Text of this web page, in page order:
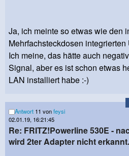
Ja, ich meinte so etwas wie den
Mehrfachsteckdosen
Ich meine, das hätte auch
Signal, aber es ist schon etwas
LAN installiert habe :-)
Antwort 11 vonfeysi
02.01.19, 16:21:45
Re: FRITZ!Powerline 530E -
wird 2ter Adapter nicht erkannt.